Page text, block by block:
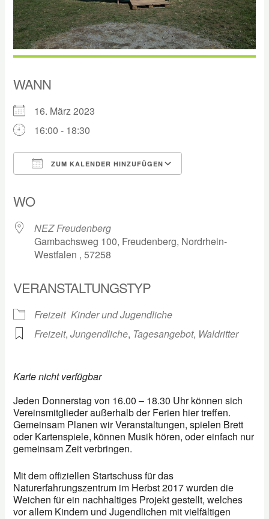
WANN
16. März 2023
16:00 - 18:30
ZUM KALENDER HINZUFÜGEN
WO
NEZ Freudenberg
Gambachsweg 100, Freudenberg, Nordrhein-
Westfalen , 57258
VERANSTALTUNGSTYP
Freizeit Kinder und Jugendliche
Freizeit,Jungendliche, Tagesangebot, Waldritter
Karte nicht verfügbar
Jeden Donnerstag von 16.00 – 18.30 Uhr können sich
Vereinsmitglieder außerhalb der Ferien hier treffen.
Gemeinsam Planen wir Veranstaltungen, spielen Brett
oder Kartenspiele, können Musik hören, oder einfach nur
gemeinsam Zeit verbringen.
Mit dem offiziellen Startschuss für das
Naturerfahrungszentrum im Herbst 2017 wurden die
Weichen für ein nachhaltiges Projekt gestellt, welches
vor allem Kindern und Jugendlichen mit vielfältigen